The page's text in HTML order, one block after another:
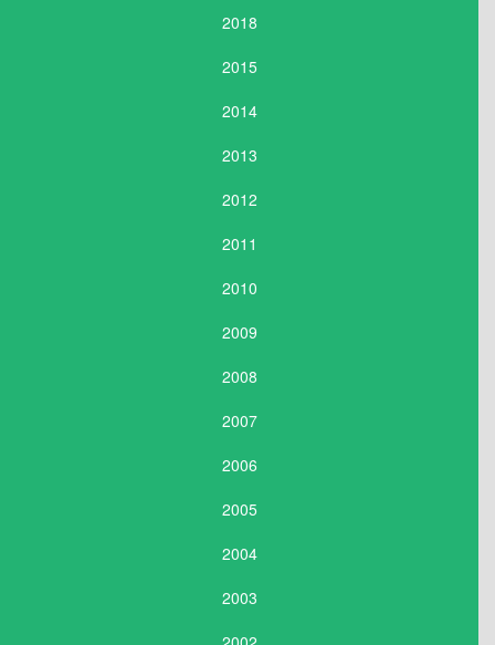
2018
2015
2014
2013
2012
2011
2010
2009
2008
2007
2006
2005
2004
2003